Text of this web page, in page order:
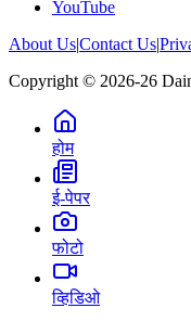
YouTube
About Us|Contact Us|
Copyright © 2026-26
होम
ई-पेपर
फोटो
व्हिडिओ